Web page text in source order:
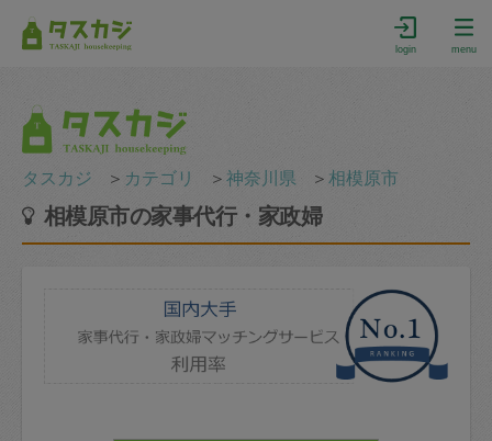
login menu
タスカジ ＞ カテゴリ ＞神奈川県 ＞相模原市
相模原市の家事代行・家政婦